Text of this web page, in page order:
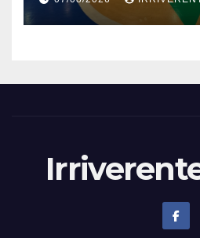
denuncia e
istituzioni